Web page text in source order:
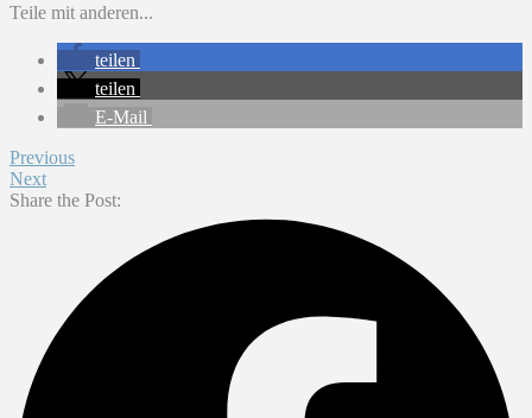
Teile mit anderen...
teilen
teilen
E-Mail
Previous
Next
Share the Post: